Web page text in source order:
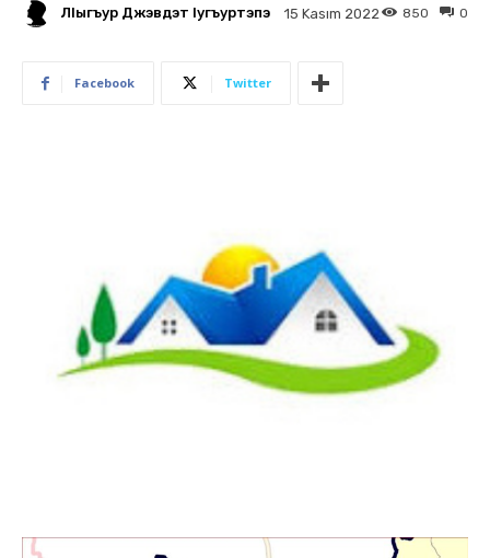
ЛIыгъур Джэвдэт Iугъуртэпэ 15 Kasım 2022 0
850
Facebook Twitter